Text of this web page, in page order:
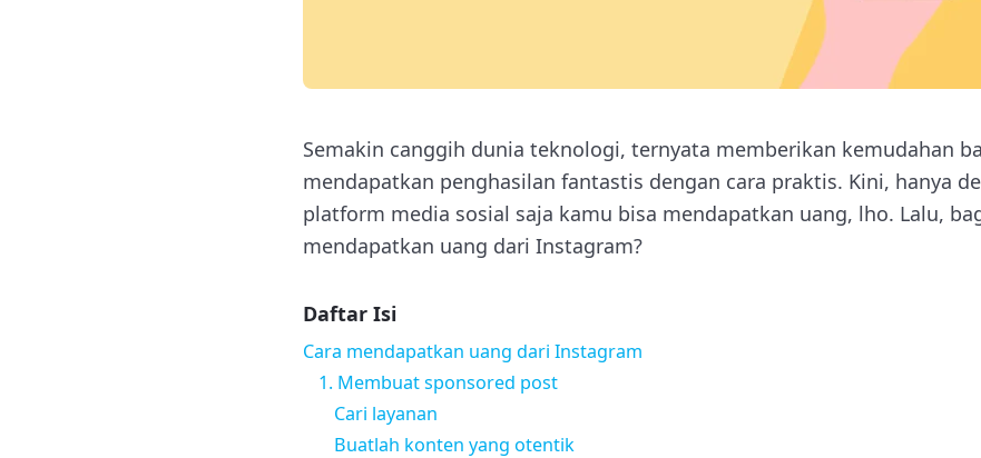
Semakin canggih dunia teknologi, ternyata memberikan kemudahan
mendapatkan penghasilan fantastis dengan cara praktis. Kini, hanya
platform media sosial saja kamu bisa mendapatkan uang, lho. Lalu,
mendapatkan uang dari Instagram?
Daftar Isi
Cara mendapatkan uang dari Instagram
1. Membuat sponsored post
Cari layanan
Buatlah konten yang otentik